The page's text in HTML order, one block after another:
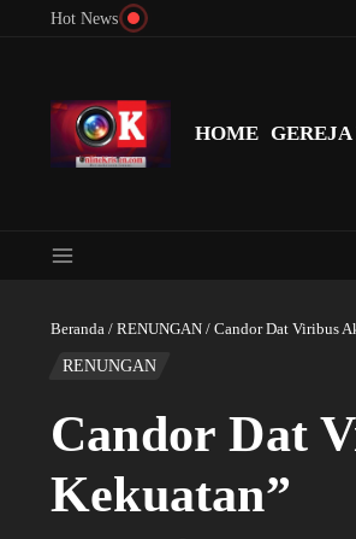
Lewati ke konten
Hot News
HOME
Beranda / RENUNGAN / Candor Dat Viribus
RENUNGAN
Candor Dat
Kekuatan”